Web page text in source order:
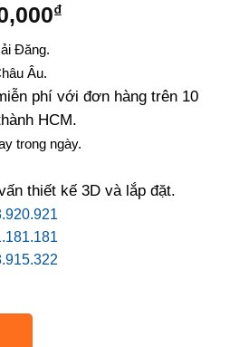
₫Giá
830,000₫.
Đăng.
Âu.
phí với đơn hàng trên 10
HCM.
trong ngày.
thiết kế 3D và lắp đặt.